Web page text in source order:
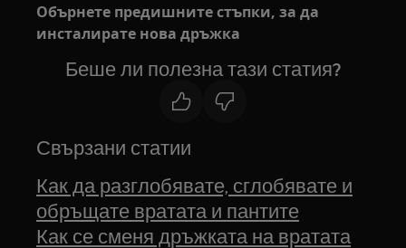
Обърнете предишните стъпки, за да
инсталирате нова дръжка
Беше ли полезна тази статия?
Свързани статии
Как да разглобявате, сглобявате и
обръщате вратата и пантите
Как се сменя дръжката на вратата